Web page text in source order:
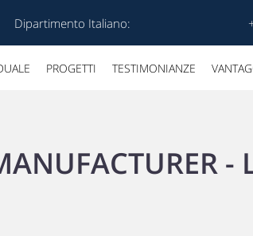
Dipartimento Italiano:
PROGETTI TESTIMONIANZE